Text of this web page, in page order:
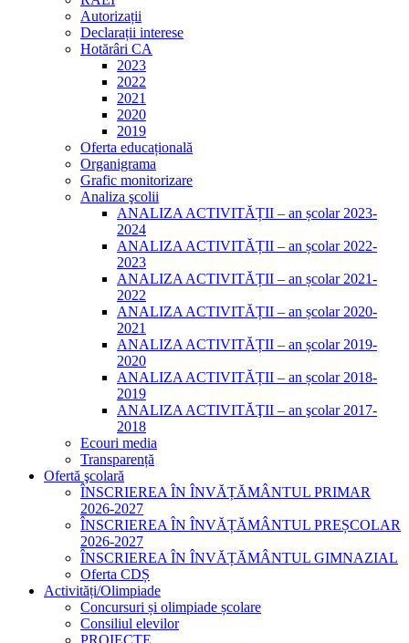
Autorizații
Declarații interese
Hotărâri CA
2023
2022
2021
2020
2019
Oferta educațională
Organigrama
Grafic monitorizare
Analiza şcolii
ANALIZA ACTIVITĂȚII – an școlar 2023-
2024
ANALIZA ACTIVITĂȚII – an școlar 2022-
2023
ANALIZA ACTIVITĂȚII – an școlar 2021-
2022
ANALIZA ACTIVITĂȚII – an școlar 2020-
2021
ANALIZA ACTIVITĂȚII – an școlar 2019-
2020
ANALIZA ACTIVITĂȚII – an școlar 2018-
2019
ANALIZA ACTIVITĂŢII – an şcolar 2017-
2018
Ecouri media
Transparență
Ofertă şcolară
ÎNSCRIEREA ÎN ÎNVĂȚĂMÂNTUL PRIMAR
2026-2027
ÎNSCRIEREA ÎN ÎNVĂȚĂMÂNTUL PREȘCOLAR
2026-2027
ÎNSCRIEREA ÎN ÎNVĂȚĂMÂNTUL GIMNAZIAL
Oferta CDȘ
Activități/Olimpiade
Concursuri și olimpiade școlare
Consiliul elevilor
PROIECTE